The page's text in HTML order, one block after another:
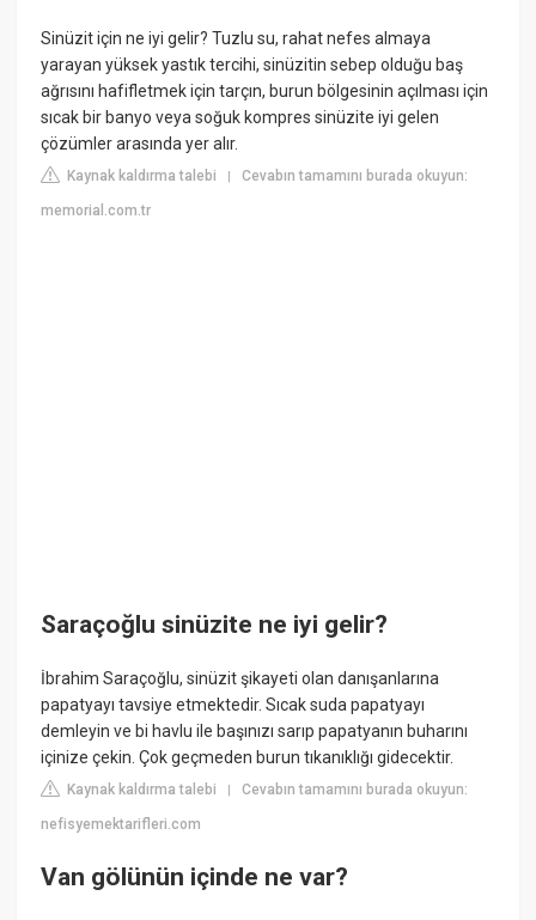
Sinüzit için ne iyi gelir? Tuzlu su, rahat nefes almaya
yarayan yüksek yastık tercihi, sinüzitin sebep olduğu baş
ağrısını hafifletmek için tarçın, burun bölgesinin açılması için
sıcak bir banyo veya soğuk kompres sinüzite iyi gelen
çözümler arasında yer alır.
Kaynak kaldırma talebi |Cevabın tamamını burada okuyun:
memorial.com.tr
Saraçoğlu sinüzite ne iyi gelir?
İbrahim Saraçoğlu, sinüzit şikayeti olan danışanlarına
papatyayı tavsiye etmektedir. Sıcak suda papatyayı
demleyin ve bi havlu ile başınızı sarıp papatyanın buharını
içinize çekin. Çok geçmeden burun tıkanıklığı gidecektir.
Kaynak kaldırma talebi |Cevabın tamamını burada okuyun:
nefisyemektarifleri.com
Van gölünün içinde ne var?